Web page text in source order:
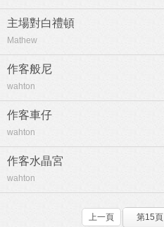
主場對白禮頓
Mathew
作客般尼
wahton
作客車仔
wahton
作客水晶宮
wahton
上一頁 第15頁